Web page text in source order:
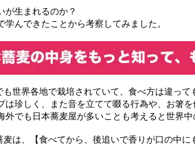
が生まれるのか？
んできたことから考察してみました。
世界各地で栽培されていて、食べ方は違って
は珍しく、また音を立てて啜る行為や、お箸
外でも日本蕎麦屋が多いことも考えると世界中
は、【食べてから、後追いで香りが口の中に